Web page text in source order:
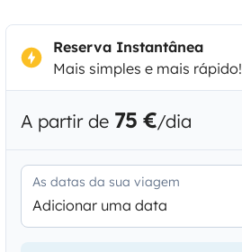
Reserva Instantânea
Mais simples e mais rápido!
A partir de 75 €/dia
As datas da sua viagem
Adicionar uma data